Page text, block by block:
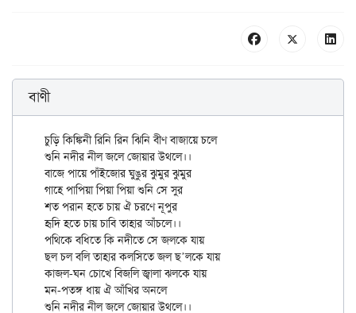
বাণী
চুড়ি কিঙ্কিনী রিনি রিন ঝিনি বীণ বাজায়ে চলে
শুনি নদীর নীল জলে জোয়ার উথলে।।
বাজে পায়ে পাঁইজোর ঘুঙুর ঝুমুর ঝুমুর
গাহে পাপিয়া পিয়া পিয়া শুনি সে সুর
শত পরান হতে চায় ঐ চরণে নূপুর
হৃদি হতে চায় চাবি তাহার আঁচলে।।
পথিকে বধিতে কি নদীতে সে জলকে যায়
ছল চল বলি তাহার কলসিতে জল ছ’লকে যায়
কাজল-ঘন চোখে বিজলি জ্বালা ঝলকে যায়
মন-পতঙ্গ ধায় ঐ আঁখির অনলে